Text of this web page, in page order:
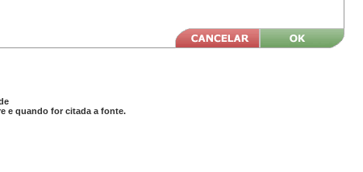
e quando for citada a fonte.